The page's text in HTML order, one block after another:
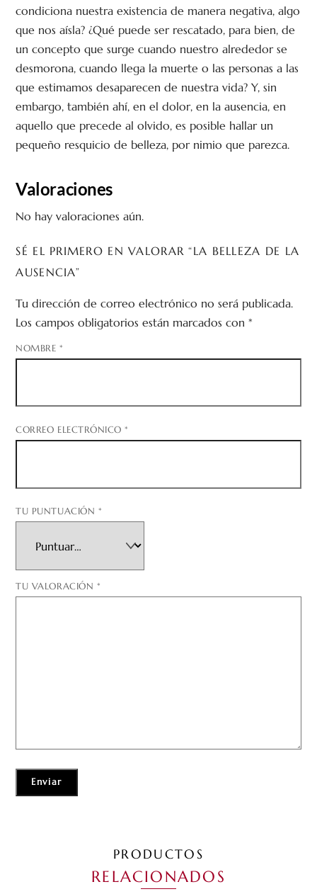
condiciona nuestra existencia de manera negativa, algo
que nos aísla? ¿Qué puede ser rescatado, para bien, de
un concepto que surge cuando nuestro alrededor se
desmorona, cuando llega la muerte o las personas a las
que estimamos desaparecen de nuestra vida? Y, sin
embargo, también ahí, en el dolor, en la ausencia, en
aquello que precede al olvido, es posible hallar un
pequeño resquicio de belleza, por nimio que parezca.
Valoraciones
No hay valoraciones aún.
SÉ EL PRIMERO EN VALORAR “LA BELLEZA DE LA
AUSENCIA”
Tu dirección de correo electrónico no será publicada.
Los campos obligatorios están marcados con*
NOMBRE *
CORREO ELECTRÓNICO*
TU PUNTUACIÓN *
TU VALORACIÓN *
PRODUCTOS
RELACIONADOS